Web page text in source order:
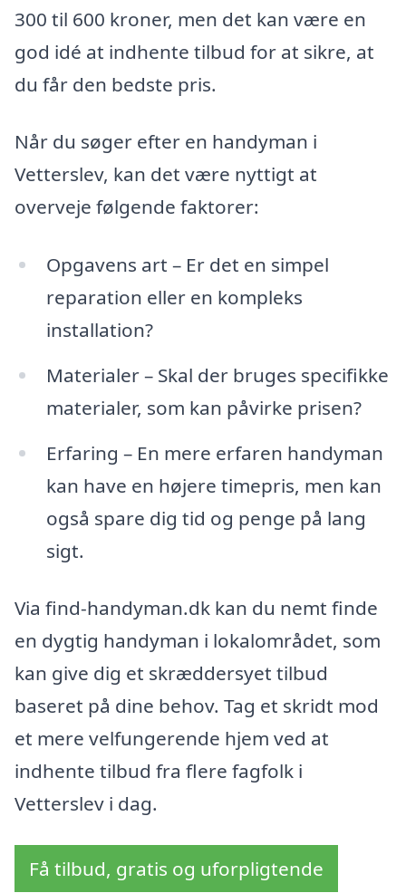
300 til 600 kroner, men det kan være en
god idé at indhente tilbud for at sikre, at
du får den bedste pris.
Når du søger efter en handyman i
Vetterslev, kan det være nyttigt at
overveje følgende faktorer:
Opgavens art – Er det en simpel
reparation eller en kompleks
installation?
Materialer – Skal der bruges specifikke
materialer, som kan påvirke prisen?
Erfaring – En mere erfaren handyman
kan have en højere timepris, men kan
også spare dig tid og penge på lang
sigt.
Via find-handyman.dk kan du nemt finde
en dygtig handyman i lokalområdet, som
kan give dig et skræddersyet tilbud
baseret på dine behov. Tag et skridt mod
et mere velfungerende hjem ved at
indhente tilbud fra flere fagfolk i
Vetterslev i dag.
Få tilbud, gratis og uforpligtende